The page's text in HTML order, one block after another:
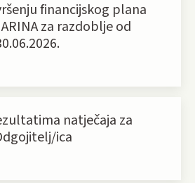
financijskog plana
za razdoblje od
natječaja za
ica